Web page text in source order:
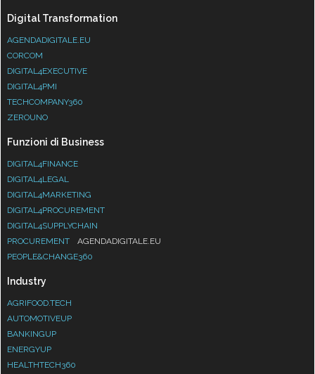
Digital Transformation
AGENDADIGITALE.EU
CORCOM
DIGITAL4EXECUTIVE
DIGITAL4PMI
TECHCOMPANY360
ZEROUNO
Funzioni di Business
DIGITAL4FINANCE
DIGITAL4LEGAL
DIGITAL4MARKETING
DIGITAL4PROCUREMENT
DIGITAL4SUPPLYCHAIN
PROCUREMENT
AGENDADIGITALE.EU
PEOPLE&CHANGE360
Industry
AGRIFOOD.TECH
AUTOMOTIVEUP
BANKINGUP
ENERGYUP
HEALTHTECH360